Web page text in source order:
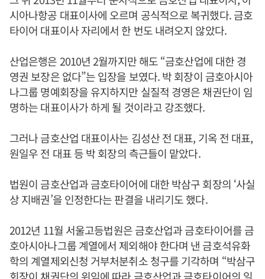
시아나항공 대표이사에 오르며 공식적으로 복귀했다. 금호
타이어 대표이사 자리에서 한 번도 내려오지 않았다.
산업은행은 2010년 2월까지만 해도 “금호산업에 대한 경
영권 보장은 없다”는 입장을 보였다. 박 회장이 금호아시아
나그룹 명예회장을 유지하지만 실질적 경영은 채권단이 임
명하는 대표이사가 하게 될 것이라고 강조했다.
그러나 금호산업 대표이사는 김성산 전 대표, 기옥 전 대표,
원일우 전 대표 등 박 회장의 측근들이 맡았다.
법원이 금호산업과 금호타이어에 대한 박삼구 회장의 ‘사실
상 지배권’을 인정한다는 판결을 내리기도 했다.
2012년 11월 서울고등법원은 금호산업과 금호타이어를 금
호아시아나그룹 계열에서 제외해야 한다며 낸 금호석유화
학의 계열제외신청 거부처분취소 청구를 기각하며 “박삼구